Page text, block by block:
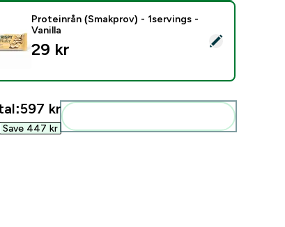
this product - Proteinrån (Smakprov) - 1servings - Vanilla
Proteinrån (Smakprov) - 1servings -
Vanilla
29 kr‎
597 kr‎
Save 447 kr‎